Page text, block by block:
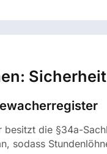
die §34a-
sodass